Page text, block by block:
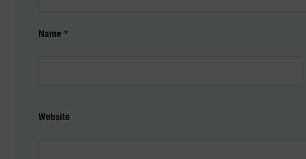
Name *
Website